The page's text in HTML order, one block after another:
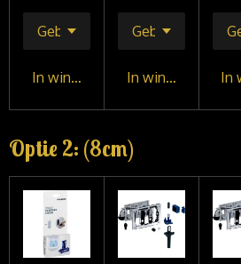
In winkelwagenIn winkelwagenIn
Optie 2: (8cm)